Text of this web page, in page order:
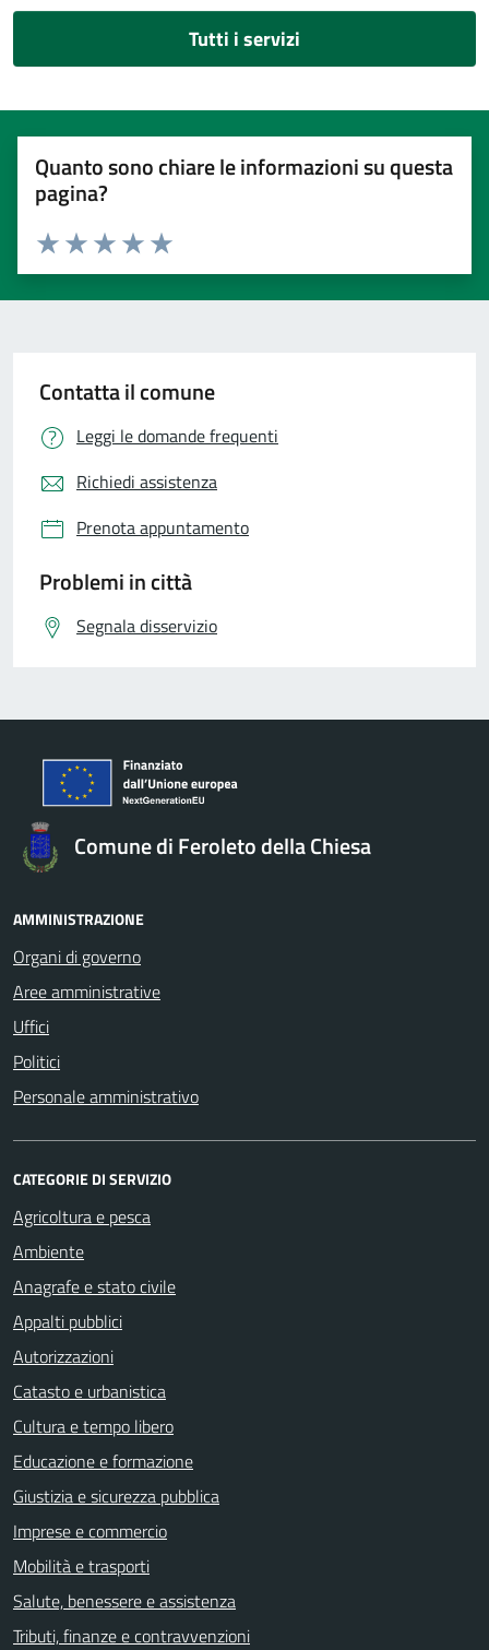
Tutti i servizi
Quanto sono chiare le informazioni su questa
pagina?
Valuta 5 stelle su 5
Valuta 4 stelle su 5
Valuta 3 stelle su 5
Valuta 2 stelle su 5
Valuta 1 stelle su 5
Contatta il comune
Leggi le domande frequenti
Richiedi assistenza
Prenota appuntamento
Problemi in città
Segnala disservizio
Comune di Feroleto della Chiesa
AMMINISTRAZIONE
Organi di governo
Aree amministrative
Uffici
Politici
Personale amministrativo
CATEGORIE DI SERVIZIO
Agricoltura e pesca
Ambiente
Anagrafe e stato civile
Appalti pubblici
Autorizzazioni
Catasto e urbanistica
Cultura e tempo libero
Educazione e formazione
Giustizia e sicurezza pubblica
Imprese e commercio
Mobilità e trasporti
Salute, benessere e assistenza
Tributi, finanze e contravvenzioni